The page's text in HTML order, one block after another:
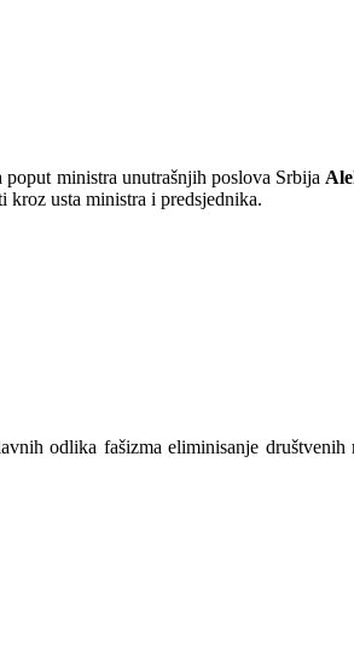
ministra unutrašnjih poslova Srbija
kroz usta ministra i predsjednika.
odlika fašizma eliminisanje